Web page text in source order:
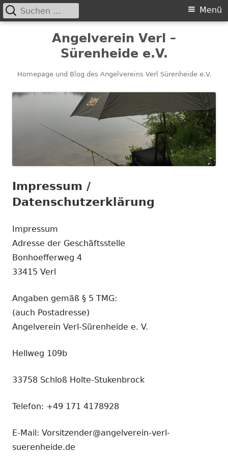
Angelverein Verl –
Sürenheide e.V.
Homepage und Blog des Angelvereins Verl Sürenheide e.V.
Primäres
Menü
Suchen
nach:
Impressum /
Datenschutzerklärung
Impressum
Adresse der Geschäftsstelle
Bonhoefferweg 4
33415 Verl
Angaben gemäß § 5 TMG:
(auch Postadresse)
Angelverein Verl-Sürenheide e. V.
Hellweg 109b
33758 Schloß Holte-Stukenbrock
Telefon: +49 171 4178928
E-Mail: Vorsitzender@angelverein-verl-
suerenheide.de